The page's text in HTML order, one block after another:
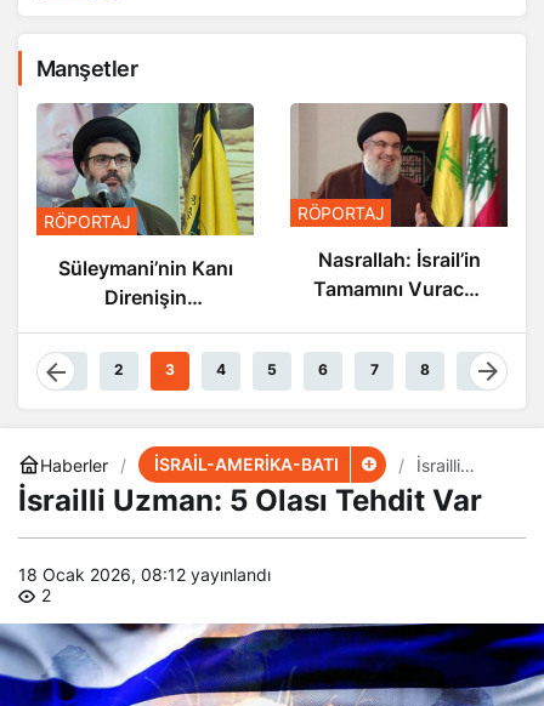
Manşetler
RÖPORTAJ
Süleymani’nin Kanı
Direnişin
Damarlarında
Akıyor
RÖPORTAJ
Nasrallah: İsrail’in
Tamamını Vuracak
1 2 3 4 5 6 7 8 9
Haberler İSRAİL-AMERİKA-BATI
İsrailli
Uzman: 5
Olası Tehdit
İsrailli Uzman: 5 Olası Tehdit Var
18 Ocak 2026, 08:12 yayınlandı
2